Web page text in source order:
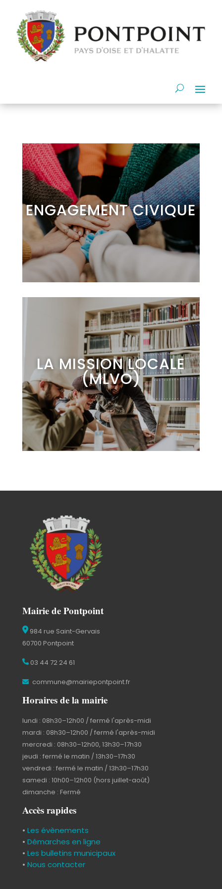
ENGAGEMENT CIVIQUE
LA MISSION LOCALE
(MLVO)
Mairie de Pontpoint
984 rue Saint-Gervais
60700 Pontpoint
03 44 72 24 61
commune@mairiepontpoint.fr
Horaires de la mairie
lundi : 08h30–12h00 / fermé l'après-midi
mardi : 08h30–12h00 / fermé l'après-midi
mercredi : 08h30–12h00, 13h30–17h30
jeudi : fermé le matin / 13h30–17h30
vendredi : fermé le matin / 13h30–17h30
samedi : 10h00–12h00 (hors juillet-août)
dimanche : Fermé
Accès rapides
• Les évènements
• Démarches en ligne
• Les bulletins municipaux
• Nous contacter